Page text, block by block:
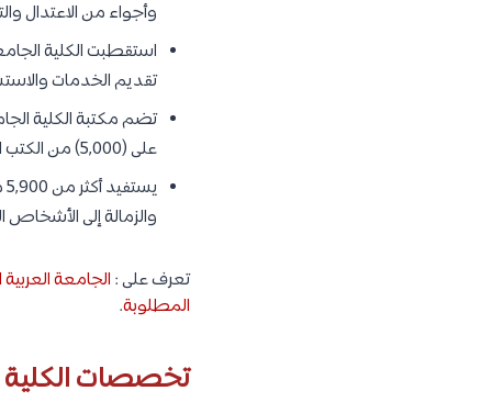
وأجواء من الاعتدال
استقطبت الكلية
تقديم الخدمات
على (5,000) من الكتب الإلكترونية و 36 مجلة إلكترونية.
والزمالة إلى الأشخاص
تعرف على : الجامعة
المطلوبة.
تخصصات الكلية